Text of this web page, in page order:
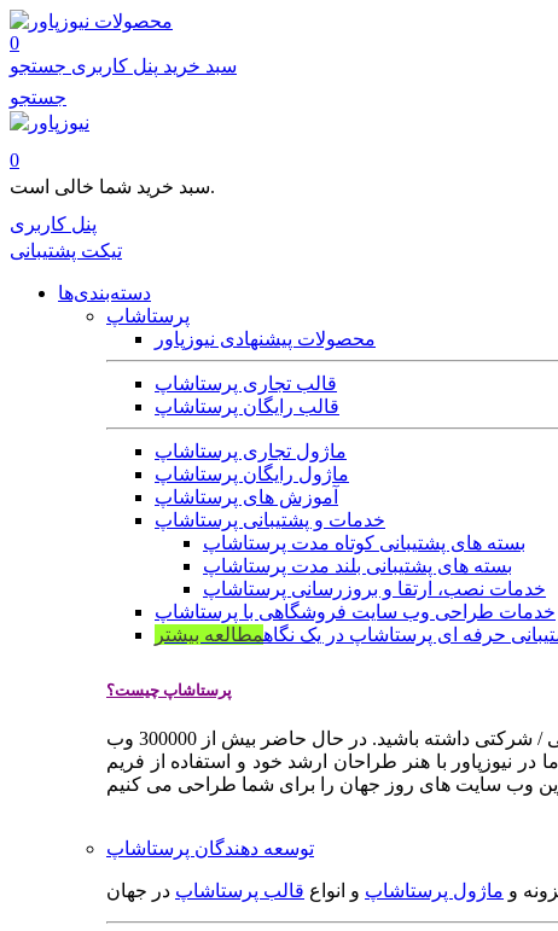
محصولات
0
سبد خرید پنل کاربری جستجو
جستجو
0
سبد خرید شما خالی است.
پنل کاربری
تیکت پشتیبانی
دسته‌بندی‌ها
پرستاشاپ
محصولات پیشنهادی نیوزپاور
قالب تجاری پرستاشاپ
قالب رایگان پرستاشاپ
ماژول تجاری پرستاشاپ
ماژول رایگان پرستاشاپ
آموزش های پرستاشاپ
خدمات و پشتیبانی پرستاشاپ
بسته های پشتیبانی کوتاه مدت پرستاشاپ
بسته های پشتیبانی بلند مدت پرستاشاپ
خدمات نصب، ارتقا و بروزرسانی پرستاشاپ
خدمات طراحی وب سایت فروشگاهی با پرستاشاپ
حرفه ای پرستاشاپ در یک نگاهمطالعه بیشتر
پرستاشاپ چیست؟
پرستاشاپ یک سیستم مدیریت وب سایت / فروشگاه آنلاین اپن سورس است که به شما کمک می کند به سرعت یک وب سایت فروشگاهی / شرکتی داشته باشید. در حال حاضر بیش از 300000 وب
نیوزپاور با هنر طراحان ارشد خود و استفاده از فریم
توسعه دهندگان پرستاشاپ
و ماژول پرستاشاپ و انواع قالب پرستاشاپ در جهان